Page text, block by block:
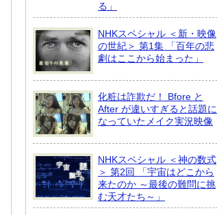
る」
NHKスペシャル ＜新・映像
の世紀＞ 第1集 「百年の悲
劇はここから始まった」
化粧は詐欺だ！ Bfore と
After が違いすぎると話題に
なっていたメイク実況映像
NHKスペシャル ＜神の数式
＞ 第2回 「宇宙はどこから
来たのか ～最後の難問に挑
む天才たち～」